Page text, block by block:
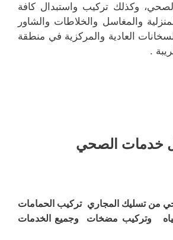
وكذلك تركيب واستبدال كافة
والمغاسل والخلاطات والشاور
العادية والمركزية في منطقة
.
خدمات الصحي
من تسليك المجاري تركيب الحمامات
وتركيب مضخات وجميع الخدمات